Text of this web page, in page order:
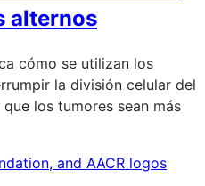
alternos
cómo se utilizan los
la división celular del
los tumores sean más